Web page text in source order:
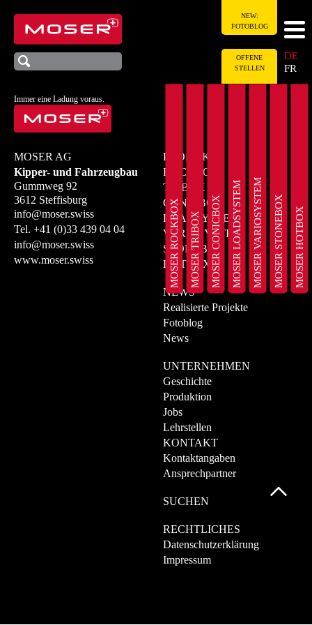
Immer eine Ladung voraus.
DE
FR
NEW:
FOTOBLOG
OFFENE
STELLEN
MOSER ROCKBOXMOSER TRIBOXMOSER CONICBOXMOSER LOADSYSTEMMOSER VARIOSYSTEMMOSER STONEBOXMOSER HOTBOX
MOSER AG
Kipper- und Fahrzeugbau
Gummweg 92
3612 Steffisburg
info@moser.swiss
Tel. +41 (0)33 439 04 04
info@moser.swiss
www.moser.swiss
PRODUKTE
ROCKBOX
TRIBOX
CONICBOX
LOADSYSTEM
VARIOSYSTEM
STONEBOX
HOTBOX
NEWS
Realisierte Projekte
Fotoblog
News
UNTERNEHMEN
Geschichte
Produktion
Jobs
Lehrstellen
KONTAKT
Kontaktangaben
Ansprechpartner
SUCHEN
RECHTLICHES
Datenschutzerklärung
Impressum